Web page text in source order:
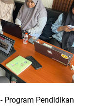
- Program Pendidikan